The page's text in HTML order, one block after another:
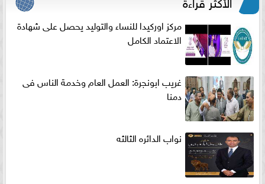
مركز اوركيدا للنساء والتوليد يحصل على شهادة
الاعتماد الكامل
غريب ابونجرة: العمل العام وخدمة الناس فى
دمنا
نواب الدائره الثالثه